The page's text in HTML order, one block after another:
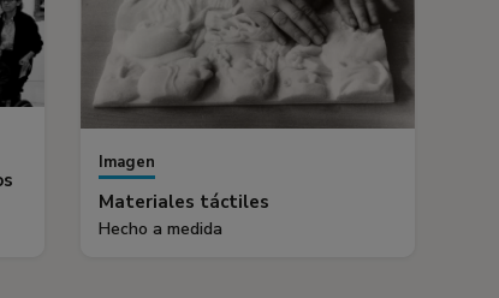
Imagen
Materiales táctiles
Hecho a medida